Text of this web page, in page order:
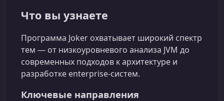
Что вы узнаете
Программа Joker охватывает широкий спектр
тем — от низкоуровневого анализа JVM до
современных подходов к архитектуре и
разработке enterprise‑систем.
Ключевые направления